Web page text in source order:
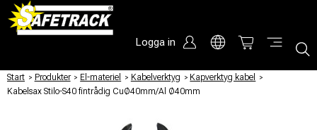
Logga in
Start / Produkter / El-materiel / Kabelverktyg / Kapverktyg kabel
/
Kabelsax Stilo-S40 fintrådig CuØ40mm/Al Ø40mm